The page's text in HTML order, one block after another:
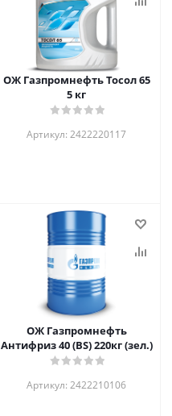
ОЖ Газпромнефть Тосол 65
5 кг
Артикул: 2422220117
ОЖ Газпромнефть
Антифриз 40 (BS) 220кг (зел.)
Артикул: 2422210106